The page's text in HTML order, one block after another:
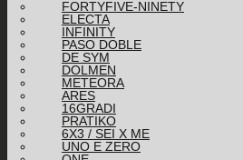
FORTYFIVE-NINETY
ELECTA
INFINITY
PASO DOBLE
DE SYM
DOLMEN
METEORA
ARES
16GRADI
PRATIKO
6X3 / SEI X ME
UNO E ZERO